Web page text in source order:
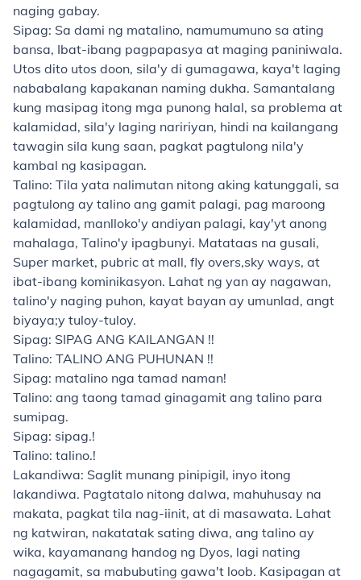
naging gabay.
Sipag: Sa dami ng matalino, namumumuno sa ating
bansa, Ibat-ibang pagpapasya at maging paniniwala.
Utos dito utos doon, sila'y di gumagawa, kaya't laging
nababalang kapakanan naming dukha. Samantalang
kung masipag itong mga punong halal, sa problema at
kalamidad, sila'y laging naririyan, hindi na kailangang
tawagin sila kung saan, pagkat pagtulong nila'y
kambal ng kasipagan.
Talino: Tila yata nalimutan nitong aking katunggali, sa
pagtulong ay talino ang gamit palagi, pag maroong
kalamidad, manlloko'y andiyan palagi, kay'yt anong
mahalaga, Talino'y ipagbunyi. Matataas na gusali,
Super market, pubric at mall, fly overs,sky ways, at
ibat-ibang kominikasyon. Lahat ng yan ay nagawan,
talino'y naging puhon, kayat bayan ay umunlad, angt
biyaya;y tuloy-tuloy.
Sipag: SIPAG ANG KAILANGAN !!
Talino: TALINO ANG PUHUNAN !!
Sipag: matalino nga tamad naman!
Talino: ang taong tamad ginagamit ang talino para
sumipag.
Sipag: sipag.!
Talino: talino.!
Lakandiwa: Saglit munang pinipigil, inyo itong
lakandiwa. Pagtatalo nitong dalwa, mahuhusay na
makata, pagkat tila nag-iinit, at di masawata. Lahat
ng katwiran, nakatatak sating diwa, ang talino ay
wika, kayamanang handog ng Dyos, lagi nating
nagagamit, sa mabubuting gawa't loob. Kasipagan at